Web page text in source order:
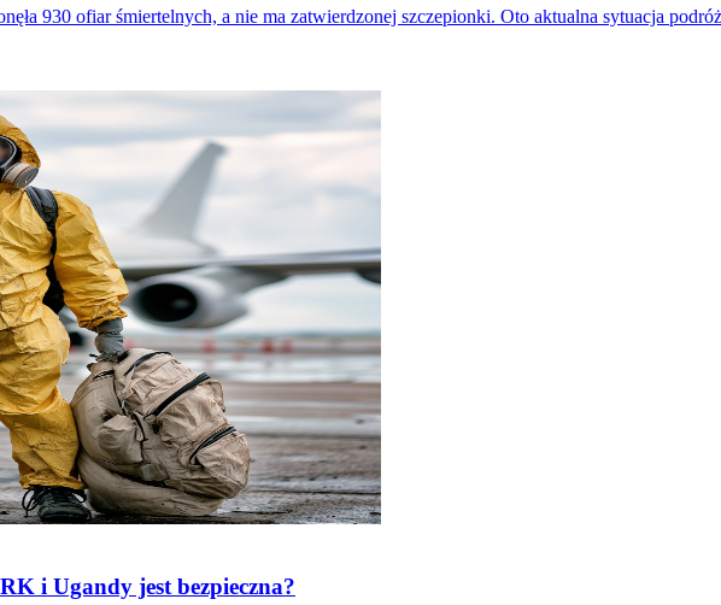
930 ofiar śmiertelnych, a nie ma zatwierdzonej szczepionki. Oto aktualna sytuacja
i Ugandy jest bezpieczna?